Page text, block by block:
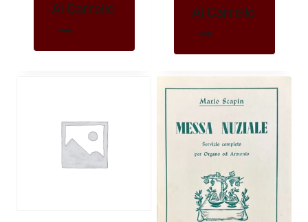
Al Carrello
Al Carrello